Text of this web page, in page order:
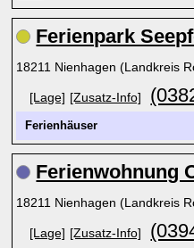
Ferienpark
18211 Nienhagen (Landkreis
[Lage] [Zusatz-Info]
Ferienhäuser
Ferienwohnung
18211 Nienhagen (Landkreis
[Lage] [Zusatz-Info]